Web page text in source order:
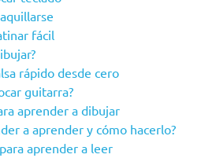
fácil
rápido desde cero
guitarra?
aprender a dibujar
a aprender y cómo hacerlo?
aprender a leer